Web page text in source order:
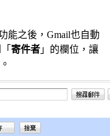
能之後，Gmail也自動
寄件者 」的欄位，讓